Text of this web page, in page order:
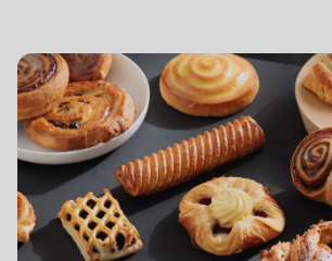
597
of
modules/custom/rondo_contact/src/